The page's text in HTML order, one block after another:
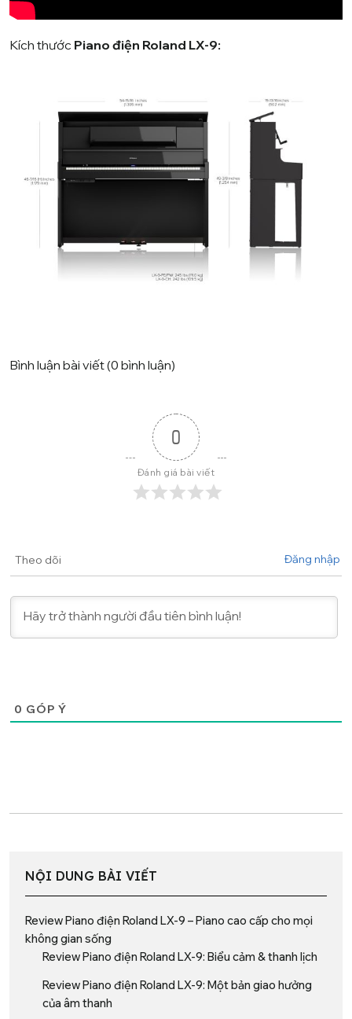
Kích thước Piano điện Roland LX-9:
Bình luận bài viết (0 bình luận)
0
Đánh giá bài viết
Theo dõi Đăng nhập
0 GÓP Ý
NỘI DUNG BÀI VIẾT
Review Piano điện Roland LX-9 – Piano cao cấp cho mọi
không gian sống
Review Piano điện Roland LX-9: Biểu cảm & thanh lịch
Review Piano điện Roland LX-9: Một bản giao hưởng
của âm thanh